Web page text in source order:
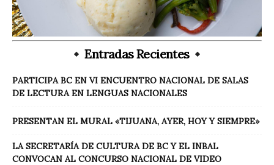
Entradas Recientes
PARTICIPA BC EN VI ENCUENTRO NACIONAL DE SALAS
DE LECTURA EN LENGUAS NACIONALES
PRESENTAN EL MURAL «TIJUANA, AYER, HOY Y SIEMPRE»
LA SECRETARÍA DE CULTURA DE BC Y EL INBAL
CONVOCAN AL CONCURSO NACIONAL DE VIDEO